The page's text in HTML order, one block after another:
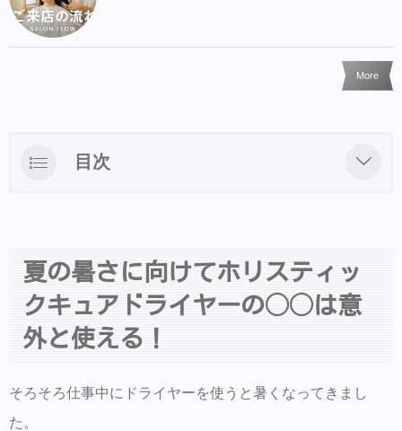
More
目次
ホリスティックキュアドライヤーの弱風はそ
んなに熱くない！
今日気づいたのだがホリスティックキュアド
ライヤーを弱風にして、地肌近くから当てて
る。 音もそこまで五月蝿くなく手を振らなく
夏の暑さに向けてホリスティッ
クキュアドライヤーの◯◯は意
外と使える！
そろそろ仕事中にドライヤーを使うと暑くなってきまし
た。